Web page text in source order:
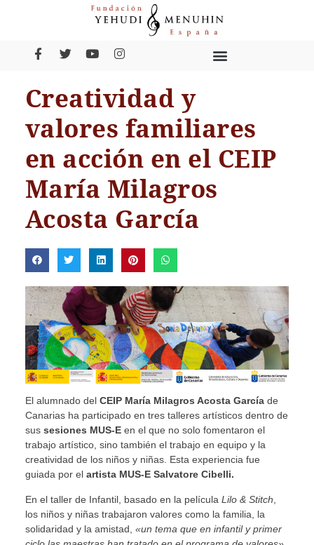
Creatividad y
valores familiares
en acción en el CEIP
María Milagros
Acosta García
El alumnado del CEIP María Milagros Acosta Garcíade
Canarias ha participado en tres talleres artísticos dentro de
sus sesiones MUS-Een el que no solo fomentaron el
trabajo artístico, sino también el trabajo en equipo y la
creatividad de los niños y niñas. Esta experiencia fue
guiada por el artista MUS-E Salvatore Cibelli.
En el taller de Infantil, basado en la película Lilo & Stitch
los niños y niñas trabajaron valores como la familia, la
solidaridad y la amistad, «un tema que en infantil y primer